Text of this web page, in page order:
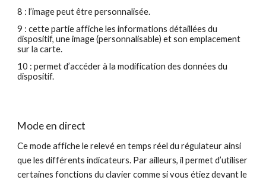
8 : l’image peut être personnalisée.
9 : cette partie affiche les informations détaillées du
dispositif, une image (personnalisable) et son emplacement
sur la carte.
10 : permet d’accéder à la modification des données du
dispositif.
Mode en direct
Ce mode affiche le relevé en temps réel du régulateur ainsi
que les différents indicateurs. Par ailleurs, il permet d’utiliser
certaines fonctions du clavier comme si vous étiez devant le